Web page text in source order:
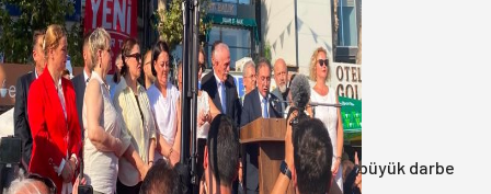
Yeni Parti Bandırma Teşkilatı kuruldu
06 Ağustos 2026
Anasayfa/3.Sayfa/Balıkesir’de uyuşturucuya büyük darbe